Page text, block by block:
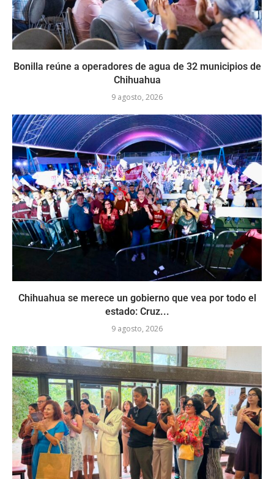
Bonilla reúne a operadores de agua de 32 municipios de
Chihuahua
9 agosto, 2026
Chihuahua se merece un gobierno que vea por todo el
estado: Cruz...
9 agosto, 2026